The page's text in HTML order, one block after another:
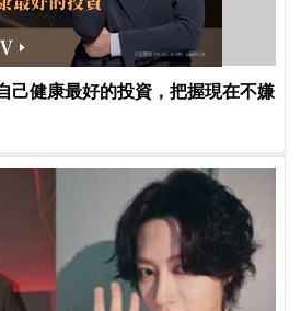
己健康最好的投資，把握現在不嫌